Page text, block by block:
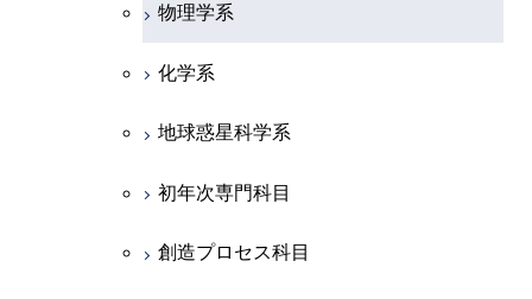
物理学系
化学系
地球惑星科学系
初年次専門科目
創造プロセス科目